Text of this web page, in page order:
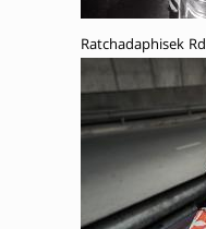
Ratchadaphisek Rd